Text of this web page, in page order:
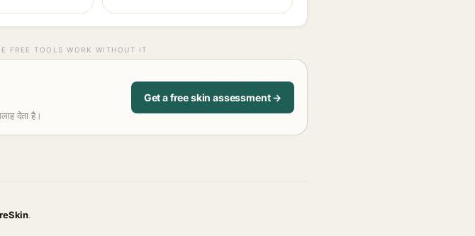
FREE TOOLS WORK WITHOUT IT
देता है।
Get a free skin assessment →
.